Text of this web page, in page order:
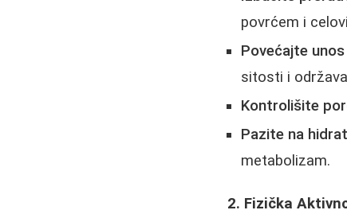
povrćem i
Povećajte
sitosti i
Kontrolišite
Pazite na
metabolizam.
2. Fizička